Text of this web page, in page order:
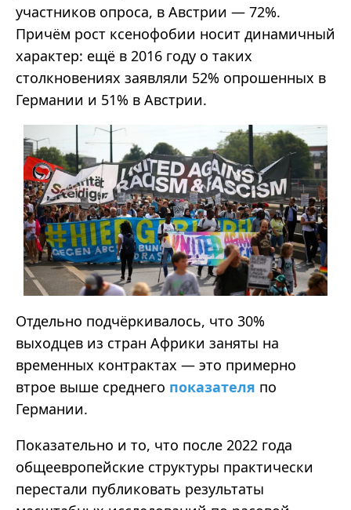
участников опроса, в Австрии — 72%.
Причём рост ксенофобии носит динамичный
характер: ещё в 2016 году о таких
столкновениях заявляли 52% опрошенных в
Германии и 51% в Австрии.
Отдельно подчёркивалось, что 30%
выходцев из стран Африки заняты на
временных контрактах — это примерно
втрое выше среднего показателя по
Германии.
Показательно и то, что после 2022 года
общеевропейские структуры практически
перестали публиковать результаты